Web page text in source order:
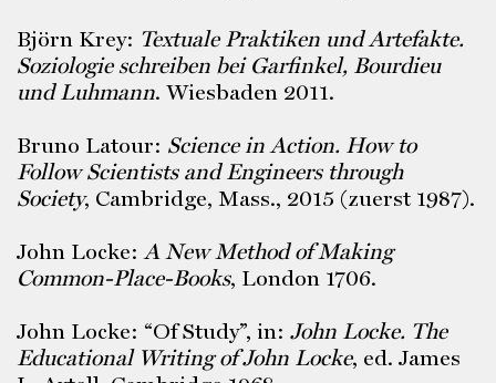
Björn Krey: Textuale Praktiken und Artefakte.
Soziologie schreiben bei Garfinkel, Bourdieu
und Luhmann. Wiesbaden 2011.
Bruno Latour: Science in Action. How to
Follow Scientists and Engineers through
Society, Cambridge, Mass., 2015 (zuerst 1987).
John Locke: A New Method of Making
Common-Place-Books, London 1706.
John Locke: “Of Study”, in: John Locke. The
Educational Writing of John Locke, ed. James